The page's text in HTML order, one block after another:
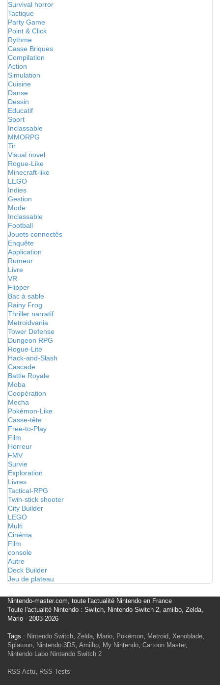
Survival horror
Tactique
Party Game
Point & Click
Rythme
Casse Briques
Compilation
Action
Simulation
Cuisine
Danse
Dessin
Educatif
Sport
Inclassable
MMORPG
Tir
Visual novel
Rogue-Like
Minecraft-like
LEGO
Indies
Gestion
Mode
Inclassable
Football
Jouets connectés
Enquête
Application
Rumeur
Livre
VR
Flipper
Bac à sable
Rainy Frog
Thriller narratif
Metroidvania
Tower Defense
Dungeon RPG
Rogue-Lite
Hack-and-Slash
Cascade
Battle Royale
Moba
Coopération
Mecha
Pokémon-Like
Casse-tête
Free-to-Play
Film
Horreur
FMV
Survie
Exploration
Livres
Tactical-RPG
Twin-stick shooter
City Builder
LEGO
Multi
Cinéma
Film
console
Autre
Deck Builder
Jeu de plateau
Nintendo-master.com, toute l'actualité Nintendo en France
Toute l'actualité Nintendo : Switch, Nintendo Switch 2, amiibo, Zelda,
Mario - 2003-2026
Tags : Nintendo Switch, Zelda, Mario, Pokémon, Metroid, Xenoblade,
Splatoon, Nintendo 3DS, Amiibo, My Nintendo, Cartoon Master,
Nintendo Labo Nintendo Switch 2
RSS Actu, RSS Tests